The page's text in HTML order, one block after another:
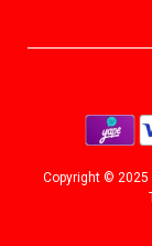
Copyright © 2025